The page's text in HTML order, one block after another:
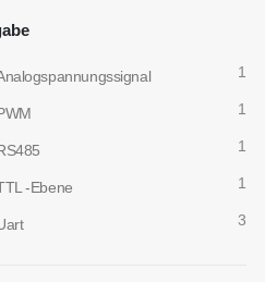
1
1
1
-Ebene 1
3